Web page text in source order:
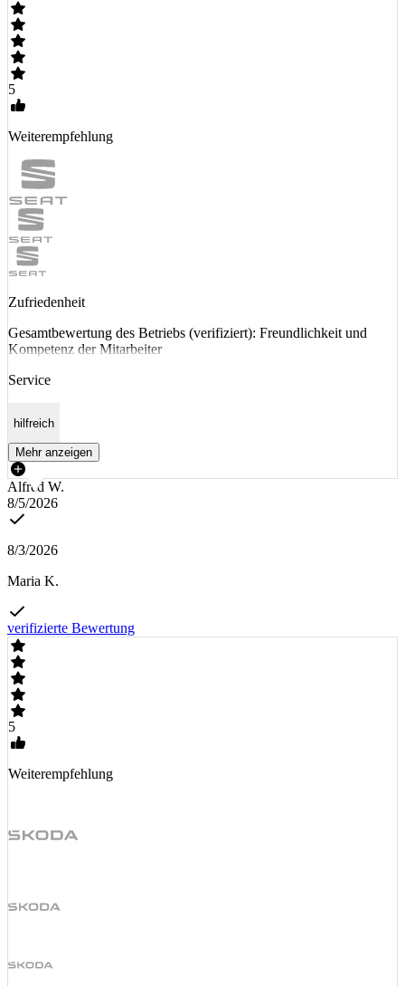
5
Weiterempfehlung
Zufriedenheit
Gesamtbewertung des Betriebs (verifiziert): Freundlichkeit und
Kompetenz der Mitarbeiter
Service
hilfreich
Mehr anzeigen
Alfred W.
8/5/2026
8/3/2026
Maria K.
verifizierte Bewertung
5
Weiterempfehlung